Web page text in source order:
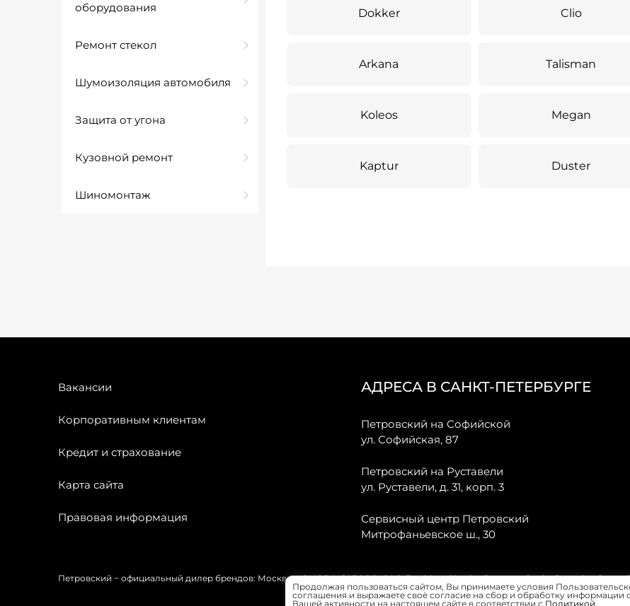
оборудования
Ремонт стекол
Шумоизоляция автомобиля
Защита от угона
Кузовной ремонт
Шиномонтаж
Dokker Clio
Arkana Talisman
Koleos Megan
Kaptur Duster
Вакансии
Корпоративным клиентам
Кредит и страхование
Карта сайта
Правовая информация
АДРЕСА В САНКТ-ПЕТЕРБУРГЕ
Петровский на Софийской
ул. Софийская, 87
Петровский на Руставели
ул. Руставели, д. 31, корп. 3
Сервисный центр Петровский
Митрофаньевское ш., 30
Петровский − официальный дилер брендов: Москвич, OMODA, JAECOO, GAC, Forthing, Citroёn, Peugeot, Opel и Renault в
Продолжая пользоваться сайтом, Вы принимаете условия
соглашения и выражаете своё согласие на сбор и обработку информации
Вашей активности на настоящем сайте в соответствии с Политикой